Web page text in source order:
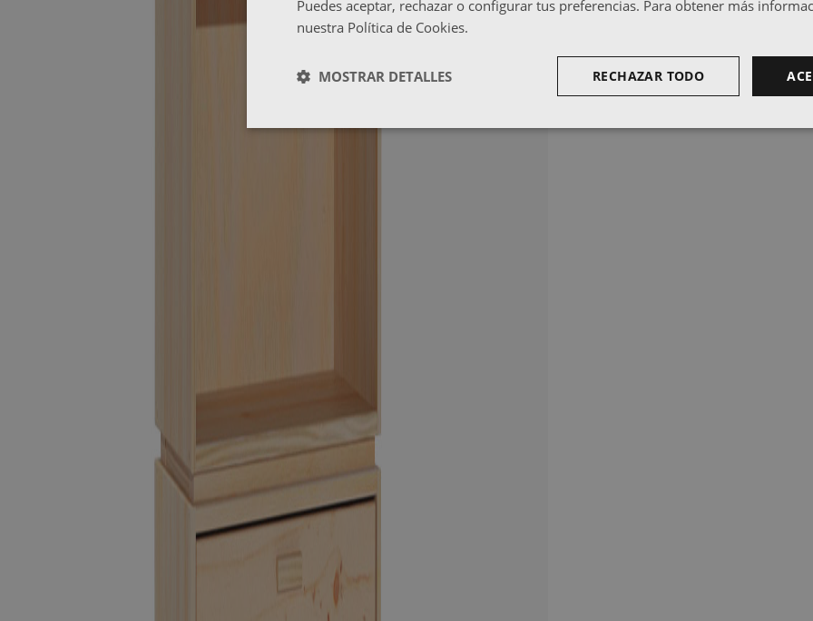
Puedes aceptar, rechazar o configurar tus preferencias. Para obtener más
nuestra Política de Cookies.
RECHAZAR TODO
MOSTRAR DETALLES